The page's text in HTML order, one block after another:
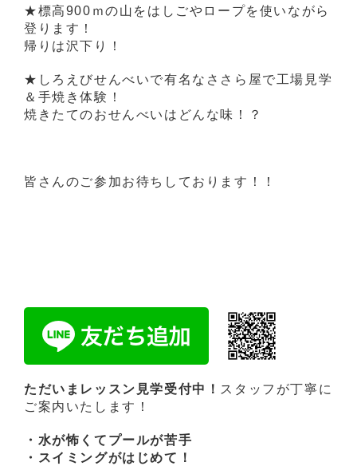
★標高900ｍの山をはしごやロープを使いながら
登ります！
帰りは沢下り！
★しろえびせんべいで有名なささら屋で工場見学
＆手焼き体験！
焼きたてのおせんべいはどんな味！？
皆さんのご参加お待ちしております！！
ただいまレッスン見学受付中！ スタッフが丁寧に
ご案内いたします！
・水が怖くてプールが苦手
・スイミングがはじめて！